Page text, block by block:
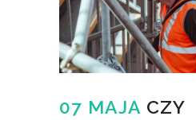
07 MAJA CZY